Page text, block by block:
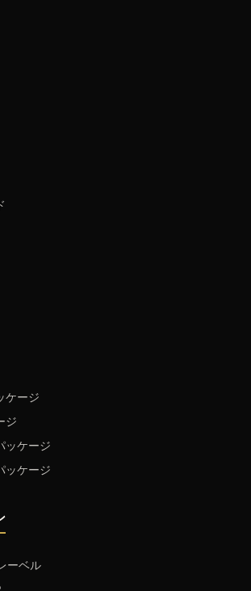
ケージ
ジ
ッケージ
ッケージ
ーベル